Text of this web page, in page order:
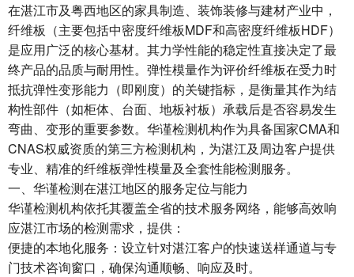
在湛江市及粤西地区的家具制造、装饰装修与建材产业中，
纤维板（主要包括中密度纤维板MDF和高密度纤维板HDF）
是应用广泛的核心基材。其力学性能的稳定性直接决定了最
终产品的品质与耐用性。弹性模量作为评价纤维板在受力时
抵抗弹性变形能力（即刚度）的关键指标，是衡量其作为结
构性部件（如柜体、台面、地板衬板）承载后是否容易发生
弯曲、变形的重要参数。华谨检测机构作为具备国家CMA和
CNAS权威资质的第三方检测机构，为湛江及周边客户提供
专业、精准的纤维板弹性模量及全套性能检测服务。
一、华谨检测在湛江地区的服务定位与能力
华谨检测机构依托其覆盖全省的技术服务网络，能够高效响
应湛江市场的检测需求，提供：
便捷的本地化服务：设立针对湛江客户的快速送样通道与专
门技术咨询窗口，确保沟通顺畅、响应及时。